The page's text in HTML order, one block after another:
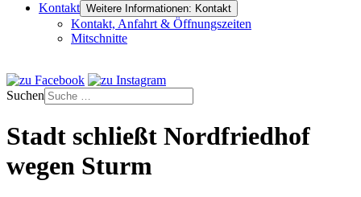
Kontakt Weitere Informationen: Kontakt
Kontakt, Anfahrt & Öffnungszeiten
Mitschnitte
Suchen
Stadt schließt Nordfriedhof
wegen Sturm